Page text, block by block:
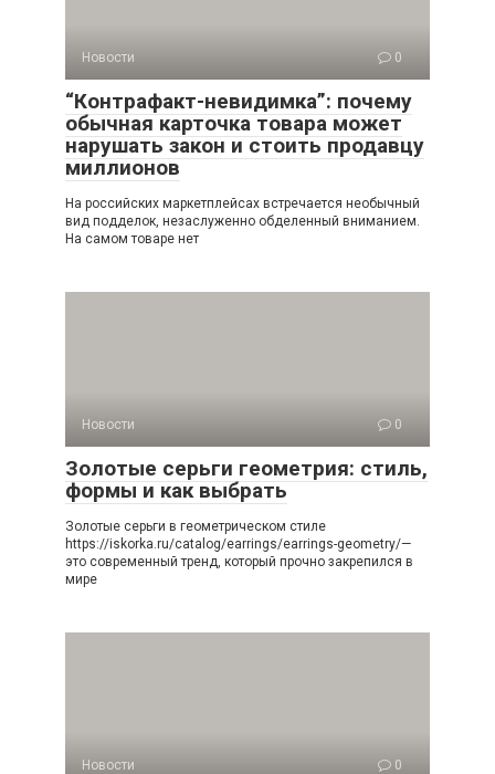
Новости 0
“Контрафакт-невидимка”: почему
обычная карточка товара может
нарушать закон и стоить продавцу
миллионов
На российских маркетплейсах встречается необычный
вид подделок, незаслуженно обделенный вниманием.
На самом товаре нет
Новости 0
Золотые серьги геометрия: стиль,
формы и как выбрать
Золотые серьги в геометрическом стиле
https://iskorka.ru/catalog/earrings/earrings-geometry/—
это современный тренд, который прочно закрепился в
мире
Новости 0